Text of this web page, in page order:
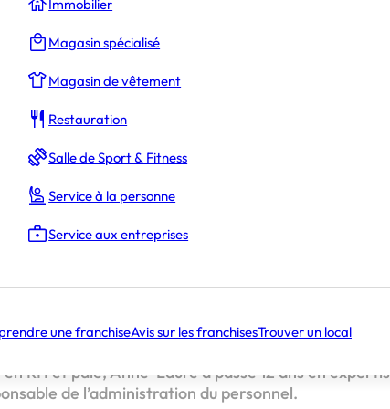
Immobilier
Magasin spécialisé
Magasin de vêtement
Restauration
Salle de Sport & Fitness
Service à la personne
Service aux entreprises
une franchiseAvis sur les franchisesTrouver un local
pour un projet commun
clé pour l’emploi local
! »
naturelle
le besoin de se lancer dans leur propre projet.
RH et paie, Anne-Laure a passé 12 ans en
de l’administration du personnel.